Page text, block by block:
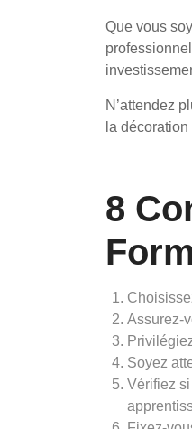
Que vous
N’attendez
la
8
Assurez-
Soyez
Vérifiez